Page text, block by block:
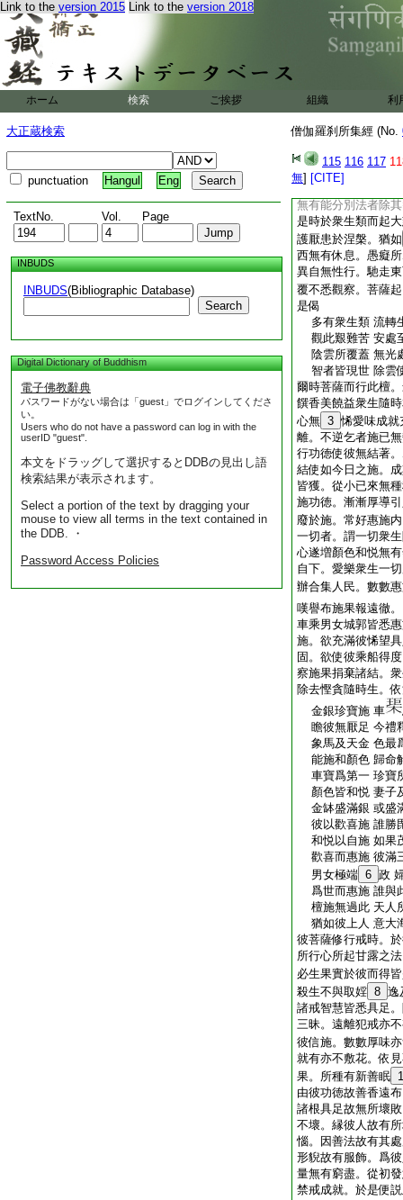
Link to the version 2015 Link to the version 2018
ホーム 検索 ご挨拶 組織 利
大正蔵検索
punctuation Hangul Eng
TextNo. Vol. Page
INBUDS
INBUDS(Bibliographic Database)
Search
Digital Dictionary of Buddhism
電子佛教辭典
パスワードがない場合は「guest」でログインしてくださ
い。
Users who do not have a password can log in with the
userID "guest".
本文をドラッグして選択するとDDBの見出し語
検索結果が表示されます。
Select a portion of the text by dragging your
mouse to view all terms in the text contained in
the DDB. ・
Password Access Policies
僧伽羅刹所集經 (No.
115 116 117
無] [CITE]
滅此結使者除其智
於衆生類而起大慈
性荒亂。無有能使
是菩薩觀察。是時
者除其智者。如是
而起大慈。衆生之
有能曉第一之義至
菩薩觀察。是時於
類著有常想謂不移
者除其智者。如是
類而起大慈。衆生
無有能分別法者除
是時於衆生類而起
護厭患於涅槃。猶如
西無有休息。愚癡
異自無性行。馳走
覆不悉觀察。菩薩
是偈
多有衆生類 流轉
觀此艱難苦 安處
陰雲所覆蓋 無光
智者皆現世 除雲
爾時菩薩而行此檀
饌香美饒益衆生隨
心無 3 悕愛味成就
離。不逆乞者施已
行功徳使彼無結著
結使如今日之施。
皆獲。從小已來無
施功徳。漸漸厚導
廢於施。常好惠施
一切者。謂一切衆
心遂増顏色和悦無
自下。愛樂衆生一
辦合集人民。數數
嘆譽布施果報遠徹
車乘男女城郭皆悉
施。欲充滿彼悕望
固。欲使彼乘船得
察施果捐棄諸結。
除去慳貪隨時生。
金銀珍寶施 車
瞻彼無厭足 今禮
象馬及天金 色最
能施和顏色 歸命
車寶爲第一 珍寶
顏色皆和悦 妻子
金缽盛滿銀 或盛
彼以歡喜施 誰勝
和悦以自施 如果
歡喜而惠施 彼滿
男女極端 6 政
爲世而惠施 誰與
檀施無過此 天人
猶如彼上人 意大
彼菩薩修行戒時。
所行心所起甘露之
必生果實於彼而得
殺生不與取婬 8 逸
諸戒智慧皆悉具足
三昧。遠離犯戒亦
彼信施。數數厚味
就有亦不敷花。依
果。所種有新善眠
由彼功徳故善香遠
諸根具足故無所壞
不壞。縁彼人故有
惱。因善法故有其
形貎故有服飾。爲
量無有窮盡。從初
禁戒成就。於是便